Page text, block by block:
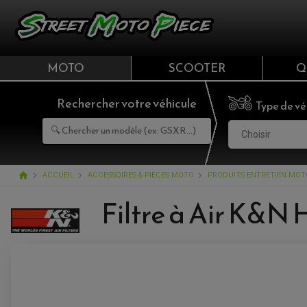
MOTO SCOOTER
Rechercher votre véhicule Type de
Choisir
home ACCUEIL ACCESSOIRES & PIÈCES MOTO PRODUITS ENTRETIEN
Filtre à Air K&N